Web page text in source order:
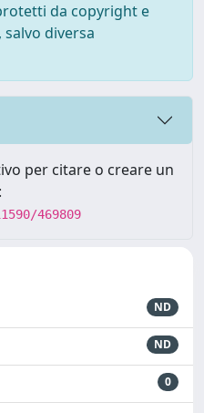
da copyright e
diversa
per citare o creare un
469809
ND
ND
0